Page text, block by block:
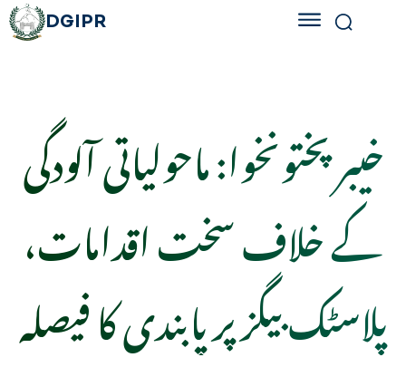
DGIPR
خیبر پختونخوا: ماحولیاتی آلودگی
کے خلاف سخت اقدامات،
پلاسٹک بیگز پر پابندی کا فیصلہ